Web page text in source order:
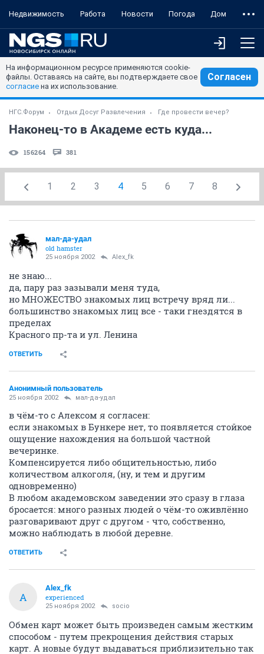
Недвижимость Работа Новости Погода Дом
На информационном ресурсе применяются cookie-
файлы. Оставаясь на сайте, вы подтверждаете свое
согласие на их использование.
Согласен
НГС.Форум Отдых Досуг Развлечения Где провести вечер?
Наконец-то в Академе есть куда...
156264 381
1 2 3 4 5 6 7 8
мал-да-удал
old hamster
25 ноября 2002 Alex_fk
не знаю...
да, пару раз зазывали меня туда,
но МНОЖЕСТВО знакомых лиц встречу вряд ли...
большинство знакомых лиц все - таки гнездятся в
пределах
Красного пр-та и ул. Ленина
ОТВЕТИТЬ
Анонимный пользователь
25 ноября 2002 мал-да-удал
в чём-то с Алексом я согласен:
если знакомых в Бункере нет, то появляется стойкое
ощущение нахождения на большой частной
вечеринке.
Компенсируется либо общительностью, либо
количеством алкоголя, (ну, и тем и другим
одновременно)
В любом академовском заведении это сразу в глаза
бросается: много разных людей о чём-то оживлённо
разговаривают друг с другом - что, собственно,
можно наблюдать в любой деревне.
ОТВЕТИТЬ
A
Alex_fk
experienced
25 ноября 2002 socio
Обмен карт может быть произведен самым жестким
способом - путем прекрощения действия старых
карт. А новые будут выдаваться приблизительно так